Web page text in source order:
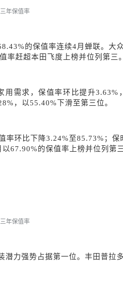
年保值率
的保值率连续4月蝉联。大
率赶超本田飞度上榜并位列第三。
用需求，保值率环比提升3.63%
，以55.40%下滑至第三位。
率环比下降3.24%至85.73%；
67.90%的保值率上榜并位列第三
年保值率
潜力强势占据第一位。丰田普拉